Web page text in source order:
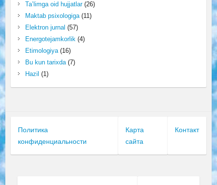
Ta’limga oid hujjatlar(26)
Maktab psixologiga(11)
Elektron jurnal (57)
Energotejamkorlik(4)
Etimologiya(16)
Bu kun tarixda(7)
Hazil (1)
Политика
конфиденциальности
Карта
сайта
Контакт